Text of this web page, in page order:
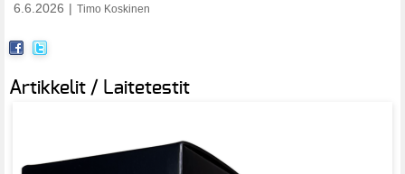
6.6.2026 | Timo Koskinen
Artikkelit / Laitetestit